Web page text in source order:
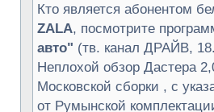
Кто является абонентом
ZALA, посмотрите
авто" (тв. канал ДРАЙВ,
Неплохой обзор Дастера
Московской сборки , с
от Румынской